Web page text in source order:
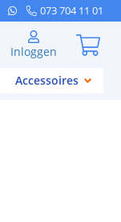
073 704 11 01
Inloggen
Accessoires